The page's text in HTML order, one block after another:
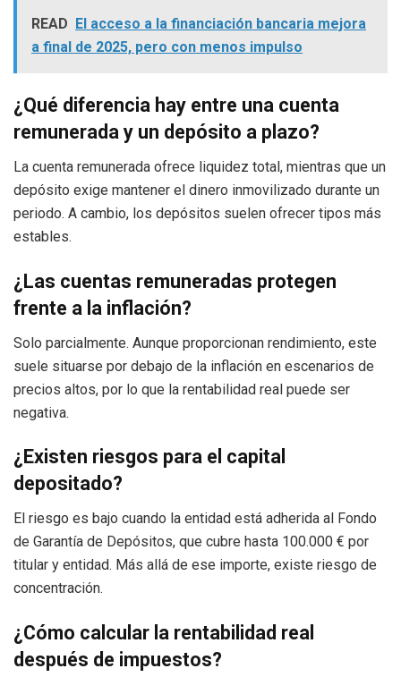
READ El acceso a la financiación bancaria mejora
a final de 2025, pero con menos impulso
¿Qué diferencia hay entre una cuenta
remunerada y un depósito a plazo?
La cuenta remunerada ofrece liquidez total, mientras que un
depósito exige mantener el dinero inmovilizado durante un
periodo. A cambio, los depósitos suelen ofrecer tipos más
estables.
¿Las cuentas remuneradas protegen
frente a la inflación?
Solo parcialmente. Aunque proporcionan rendimiento, este
suele situarse por debajo de la inflación en escenarios de
precios altos, por lo que la rentabilidad real puede ser
negativa.
¿Existen riesgos para el capital
depositado?
El riesgo es bajo cuando la entidad está adherida al Fondo
de Garantía de Depósitos, que cubre hasta 100.000 € por
titular y entidad. Más allá de ese importe, existe riesgo de
concentración.
¿Cómo calcular la rentabilidad real
después de impuestos?